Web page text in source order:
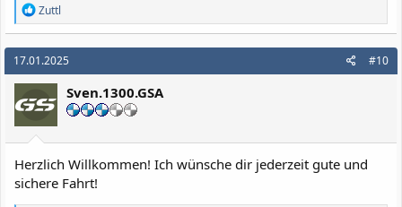
R
e
a
k
t
i
n
e
n
Zuttl
17.01.2025 #10
Sven.1300.GSA
Herzlich Willkommen! Ich wünsche dir jederzeit gute und
sichere Fahrt!